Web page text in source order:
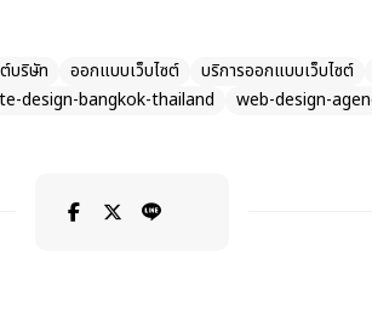
บริษัท ออกแบบเว็บไซต์ บริการออกแบบเว็บไซต์
design-bangkok-thailand web-design-